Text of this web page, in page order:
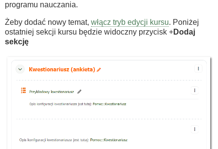
programu nauczania.
Żeby dodać nowy temat, włącz tryb edycji kursu. Poniżej
ostatniej sekcji kursu będzie widoczny przycisk +Dodaj
sekcję